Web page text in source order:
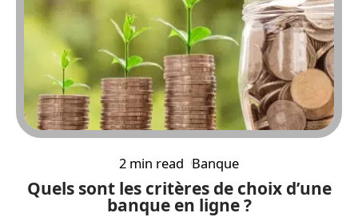
2 min read Banque
Quels sont les critères de choix d’une
banque en ligne ?